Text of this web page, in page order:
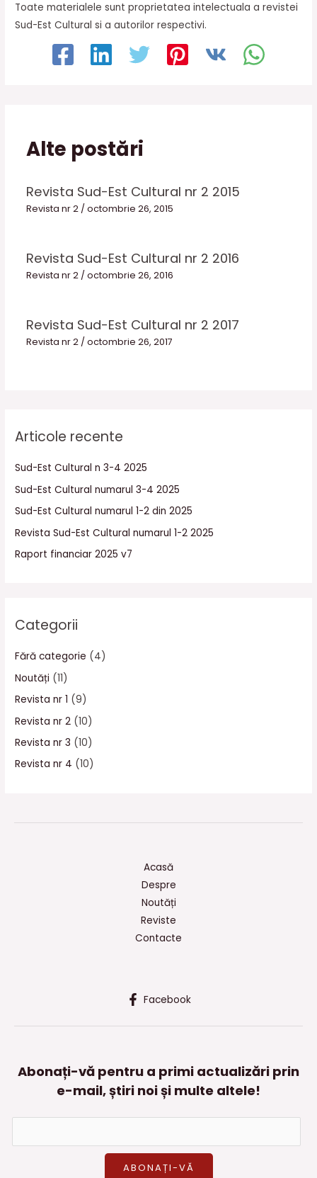
Toate materialele sunt proprietatea intelectuala a revistei
Sud-Est Cultural si a autorilor respectivi.
Alte postări
Revista Sud-Est Cultural nr 2 2015
Revista nr 2/ octombrie 26, 2015
Revista Sud-Est Cultural nr 2 2016
Revista nr 2/ octombrie 26, 2016
Revista Sud-Est Cultural nr 2 2017
Revista nr 2/ octombrie 26, 2017
Articole recente
Sud-Est Cultural n 3-4 2025
Sud-Est Cultural numarul 3-4 2025
Sud-Est Cultural numarul 1-2 din 2025
Revista Sud-Est Cultural numarul 1-2 2025
Raport financiar 2025 v7
Categorii
Fără categorie (4)
Noutăți (11)
Revista nr 1 (9)
Revista nr 2 (10)
Revista nr 3 (10)
Revista nr 4 (10)
Acasă
Despre
Noutăți
Reviste
Contacte
Facebook
Abonați-vă pentru a primi actualizări prin
e-mail, știri noi și multe altele!